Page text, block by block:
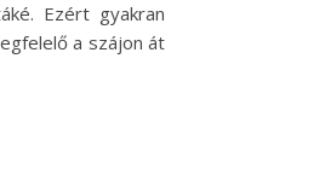
Ezért gyakran
a szájon át